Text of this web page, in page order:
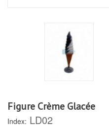
Figure Crème Glacée
Index: LD02